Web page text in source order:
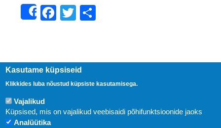
ShareFacebook
Twitter
Kasutame küpsiseid
Klikkides luba nõustud küpsiste kasutamisega.
Vajalikud
Küpsised, mis on vajalikud veebisaidi põhifunktsioonide jaoks
Analüütika